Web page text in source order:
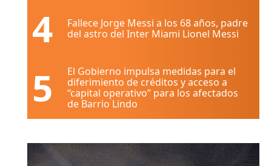
4
Fallece Jorge Messi a los 68 años, padre
del astro del Inter Miami Lionel Messi
5
El Gobierno impulsa medidas para el
diferimiento de créditos y acceso a
“capital operativo” para los afectados
de Barrio Lindo